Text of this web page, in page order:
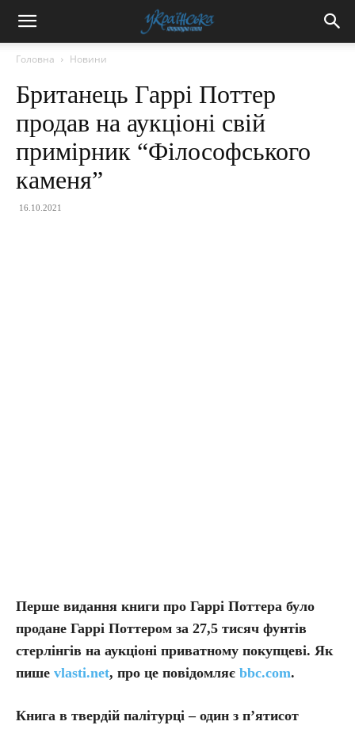
Головна Новини
Британець Гаррі Поттер
продав на аукціоні свій
примірник “Філософського
каменя”
16.10.2021
Перше видання книги про Гаррі Поттера було
продане Гаррі Поттером за 27,5 тисяч фунтів
стерлінгів на аукціоні приватному покупцеві. Як
пише vlasti.net, про це повідомляє bbc.com.
Книга в твердій палітурці – один з п’ятисот